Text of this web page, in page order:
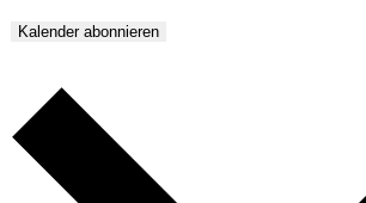
Kalender abonnieren